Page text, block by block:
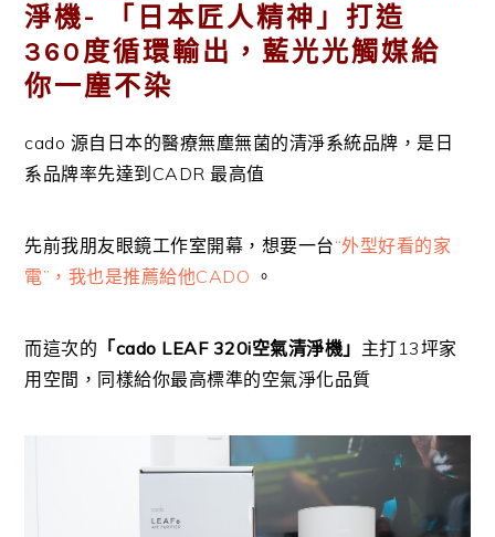
淨機- 「日本匠人精神」打造
360度循環輸出，藍光光觸媒給
你一塵不染
cado 源自日本的醫療無塵無菌的清淨系統品牌，是日
系品牌率先達到CADR 最高值
先前我朋友眼鏡工作室開幕，想要一台“外型好看的家
電”，我也是推薦給他CADO 。
而這次的 「cado LEAF 320i空氣清淨機」 主打13坪家
用空間，同樣給你最高標準的空氣淨化品質